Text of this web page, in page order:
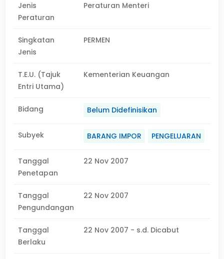
Jenis
Peraturan
Peraturan Menteri
Singkatan
Jenis
PERMEN
T.E.U. (Tajuk
Entri Utama)
Kementerian Keuangan
Bidang Belum Didefinisikan
Subyek BARANG IMPOR PENGELUARAN
Tanggal
Penetapan
22 Nov 2007
Tanggal
Pengundangan
22 Nov 2007
Tanggal
Berlaku
22 Nov 2007 - s.d. Dicabut